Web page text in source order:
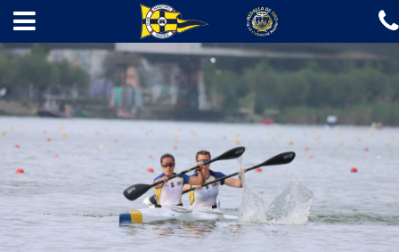
✖
EL CLUB
ESCUELAS
A LA MAR 2026
REGATAS
AMARRES
GASOLINERA
NOTICIAS